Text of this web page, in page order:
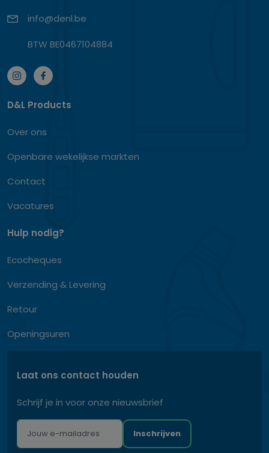
info@denl.be
BTW BE0467104884
D&L Products
Over ons
Openbare wekelijkse markten
Contact
Vacatures
Hulp nodig?
Ecocheques
Verzending & Levering
Retour
Openingsuren
Laat ons contact houden
Schrijf je in voor onze nieuwsbrief
Inschrijven